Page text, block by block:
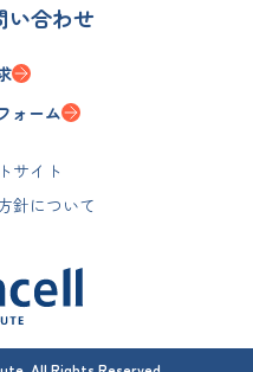
い合わせ
ォーム
サイト
針について